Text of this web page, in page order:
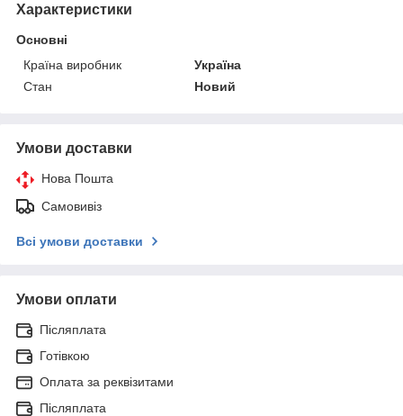
Характеристики
Основні
Країна виробник
Україна
Стан
Новий
Умови доставки
Нова Пошта
Самовивіз
Всі умови доставки
Умови оплати
Післяплата
Готівкою
Оплата за реквізитами
Післяплата